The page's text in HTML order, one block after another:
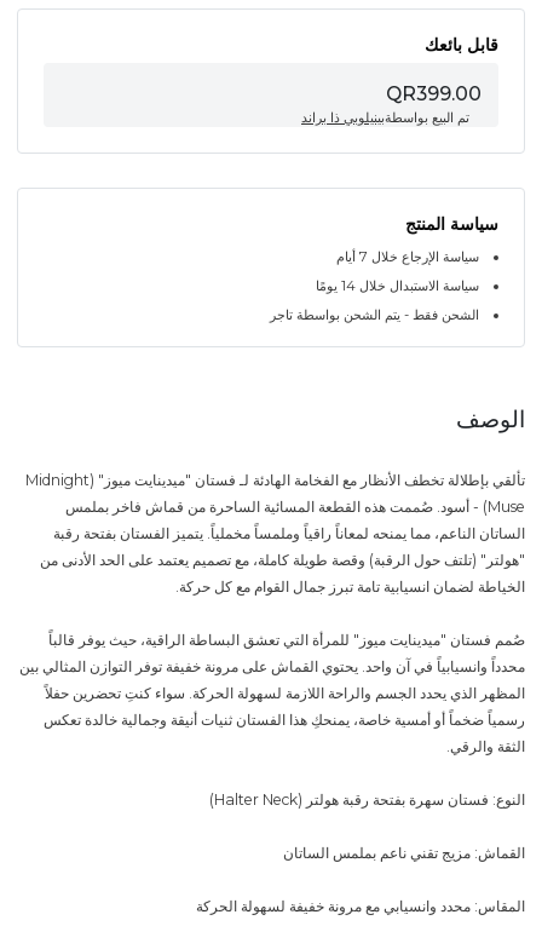
قابل بائعك
QR399.00
تم البيع بواسطةبينيلوبي ذا براند
سياسة المنتج
سياسة الإرجاع خلال 7 أيام
سياسة الاستبدال خلال 14 يومًا
الشحن فقط - يتم الشحن بواسطة تاجر
الوصف
تألقي بإطلالة تخطف الأنظار مع الفخامة الهادئة لـ فستان "ميدينايت ميوز" (Midnight
Muse) - أسود. صُممت هذه القطعة المسائية الساحرة من قماش فاخر بملمس
الساتان الناعم، مما يمنحه لمعاناً راقياً وملمساً مخملياً. يتميز الفستان بفتحة رقبة
"هولتر" (تلتف حول الرقبة) وقصة طويلة كاملة، مع تصميم يعتمد على الحد الأدنى من
الخياطة لضمان انسيابية تامة تبرز جمال القوام مع كل حركة.
صُمم فستان "ميدينايت ميوز" للمرأة التي تعشق البساطة الراقية، حيث يوفر قالباً
محدداً وانسيابياً في آن واحد. يحتوي القماش على مرونة خفيفة توفر التوازن المثالي بين
المظهر الذي يحدد الجسم والراحة اللازمة لسهولة الحركة. سواء كنتِ تحضرين حفلاً
رسمياً ضخماً أو أمسية خاصة، يمنحكِ هذا الفستان ثنيات أنيقة وجمالية خالدة تعكس
الثقة والرقي.
النوع: فستان سهرة بفتحة رقبة هولتر (Halter Neck)
القماش: مزيج تقني ناعم بملمس الساتان
المقاس: محدد وانسيابي مع مرونة خفيفة لسهولة الحركة